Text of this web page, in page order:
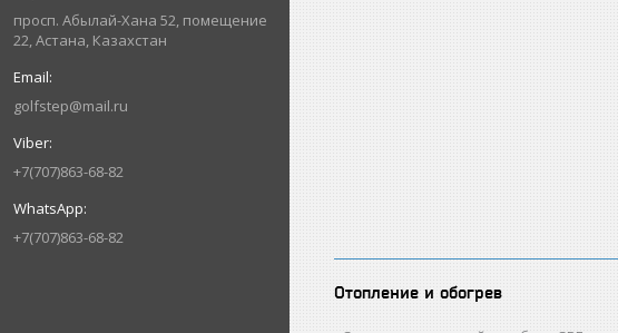
просп. Абылай-Хана 52, помещение
22, Астана, Казахстан
golfstep@mail.ru
+7(707)863-68-82
+7(707)863-68-82
Отопление и обогрев